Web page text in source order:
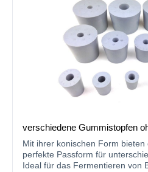
verschiedene Gummistopfen
Mit ihrer konischen Form bieten
perfekte Passform für
Ideal für das Fermentieren von